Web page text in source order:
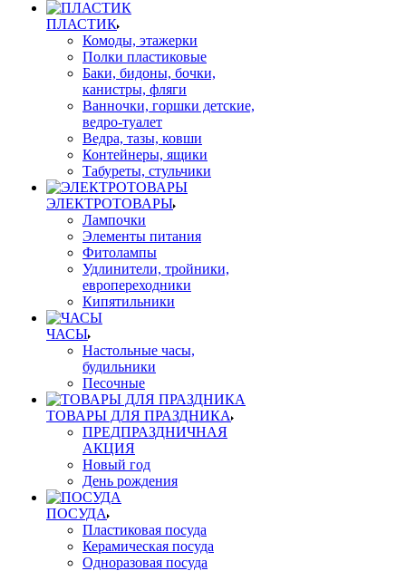
ПЛАСТИК
Комоды, этажерки
Полки пластиковые
Баки, бидоны, бочки,
канистры, фляги
Ванночки, горшки детские,
ведро-туалет
Ведра, тазы, ковши
Контейнеры, ящики
Табуреты, стульчики
ЭЛЕКТРОТОВАРЫ
Лампочки
Элементы питания
Фитолампы
Удлинители, тройники,
европереходники
Кипятильники
ЧАСЫ
Настольные часы,
будильники
Песочные
ТОВАРЫ ДЛЯ ПРАЗДНИКА
ПРЕДПРАЗДНИЧНАЯ
АКЦИЯ
Новый год
День рождения
ПОСУДА
Пластиковая посуда
Керамическая посуда
Одноразовая посуда